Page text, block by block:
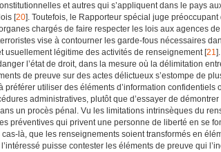
et autres qui s’appliquent dans le pays
[20]. Toutefois, le Rapporteur spécial juge
chargés de faire respecter les lois aux agences
vise à contourner les garde-fous nécessaires
usuellement légitime des activités de renseignement [21
l’état de droit, dans la mesure où la délimitation
de preuve sur des actes délictueux s’estompe de
préférer utiliser des éléments d’information
administratives, plutôt que d’essayer de
un procès pénal. Vu les limitations intrinsèques du
préventives qui privent une personne de liberté en se
cas-là, que les renseignements soient transformés en
puisse contester les éléments de preuve qui